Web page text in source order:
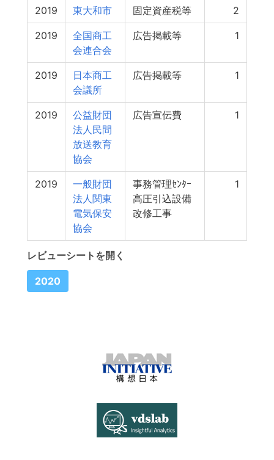
2019 東大和市 固定資産税等 2
2019
全国商工
会連合会
広告掲載等 1
2019
日本商工
会議所
広告掲載等 1
2019
公益財団
法人民間
放送教育
協会
広告宣伝費 1
2019
一般財団
法人関東
電気保安
協会
事務管理ｾﾝﾀｰ
高圧引込設備
改修工事
1
レビューシートを開く
2020